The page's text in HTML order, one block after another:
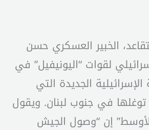
الخبير العسكري حسن
لقوات “اليونيفيل” في
الإسرائيلية الجديدة التي
في جنوب لبنان. ويقول
إن “وصول الجيش